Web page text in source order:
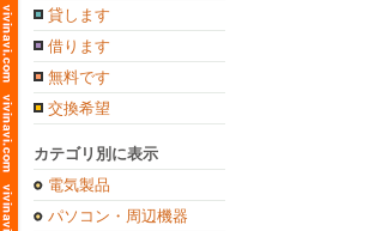
貸します
借ります
無料です
交換希望
カテゴリ別に表示
電気製品
パソコン・周辺機器